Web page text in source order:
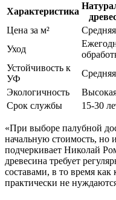
Характеристика
Цена за м²
Средняя
Уход
Устойчивость к
УФ
Средняя
Экологичность
Срок службы
15-30
«При выборе палубной
начальную стоимость, но
подчеркивает Николай
древесина требует
составами, в то время
практически не